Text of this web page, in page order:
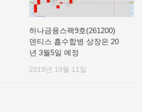
하나금융스팩9호(261200)
덴티스 흡수합병 상장은 20
년 3월5일 예정
2019년 10월 11일